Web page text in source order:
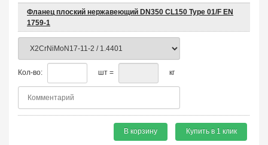
Фланец плоский нержавеющий DN350 CL150 Type 01/F EN
1759-1
Кол-во: шт = кг
В корзину Купить в 1 клик